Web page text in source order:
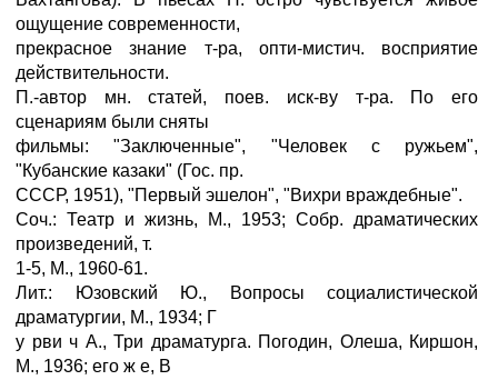
ощущение современности,
прекрасное знание т-ра, опти-мистич. восприятие
действительности.
П.-автор мн. статей, поев. иск-ву т-ра. По его
сценариям были сняты
фильмы: "Заключенные", "Человек с ружьем",
"Кубанские казаки" (Гос. пр.
СССР, 1951), "Первый эшелон", "Вихри враждебные".
Соч.: Театр и жизнь, М., 1953; Собр. драматических
произведений, т.
1-5, М., 1960-61.
Лит.: Юзовский Ю., Вопросы социалистической
драматургии, М., 1934; Г
у рви ч А., Три драматурга. Погодин, Олеша, Киршон,
М., 1936; его ж е, В